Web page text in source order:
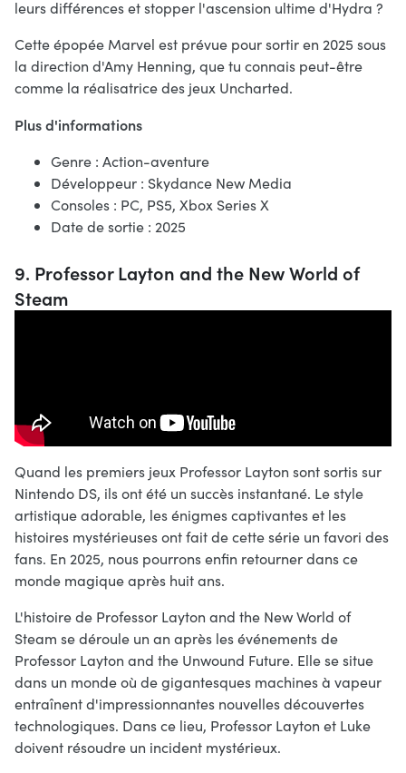
leurs différences et stopper l'ascension ultime d'Hydra ?
Cette épopée Marvel est prévue pour sortir en 2025 sous
la direction d'Amy Henning, que tu connais peut-être
comme la réalisatrice des jeux Uncharted.
Plus d'informations
Genre : Action-aventure
Développeur : Skydance New Media
Consoles : PC, PS5, Xbox Series X
Date de sortie : 2025
9. Professor Layton and the New World of
Steam
Quand les premiers jeux Professor Layton sont sortis sur
Nintendo DS, ils ont été un succès instantané. Le style
artistique adorable, les énigmes captivantes et les
histoires mystérieuses ont fait de cette série un favori des
fans. En 2025, nous pourrons enfin retourner dans ce
monde magique après huit ans.
L'histoire de Professor Layton and the New World of
Steam se déroule un an après les événements de
Professor Layton and the Unwound Future. Elle se situe
dans un monde où de gigantesques machines à vapeur
entraînent d'impressionnantes nouvelles découvertes
technologiques. Dans ce lieu, Professor Layton et Luke
doivent résoudre un incident mystérieux.